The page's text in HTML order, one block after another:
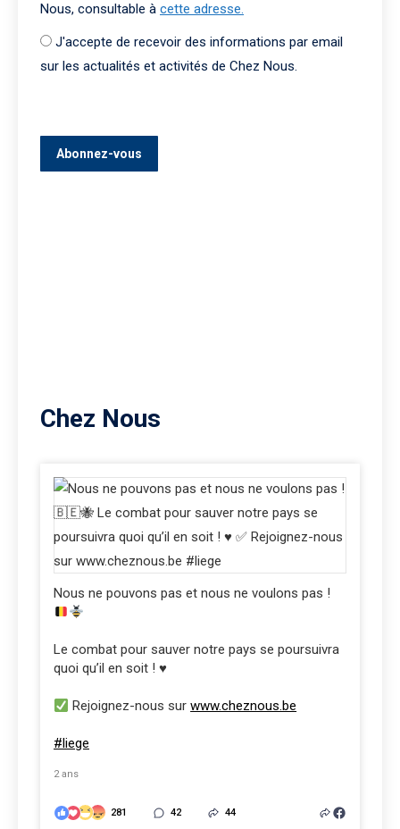
Nous, consultable à cette adresse.
J'accepte de recevoir des informations par email
sur les actualités et activités de Chez Nous.
Chez Nous
Nous ne pouvons pas et nous ne voulons pas !
Le combat pour sauver notre pays se poursuivra
quoi qu’il en soit ! ♥️
Rejoignez-nous surwww.cheznous.be
#liege
2 ans
281 42 44